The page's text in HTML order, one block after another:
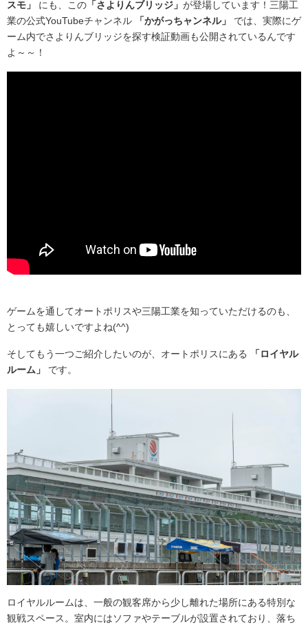
スモ」 にも、この 「さよりんブリッジ」 が登場しています！三陽工
業の公式YouTubeチャンネル
「かがっちャンネル」
では、実際にゲ
ーム内でさよりんブリッジを探す検証動画も公開されているんです
よ～～！
ゲームを通してオートポリスや三陽工業を知っていただけるのも、
とっても嬉しいですよね(^^)
そしてもう一つご紹介したいのが、オートポリスにある
「ロイヤル
ルーム」
です。
ロイヤルルームは、一般の観客席から少し離れた場所にある特別な
観戦スペース。室内にはソファやテーブルが設置されており、落ち